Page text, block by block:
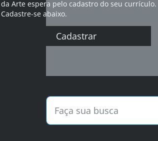
da Arte espera pelo cadastro do seu currículo.
Cadastre-se abaixo.
Cadastrar